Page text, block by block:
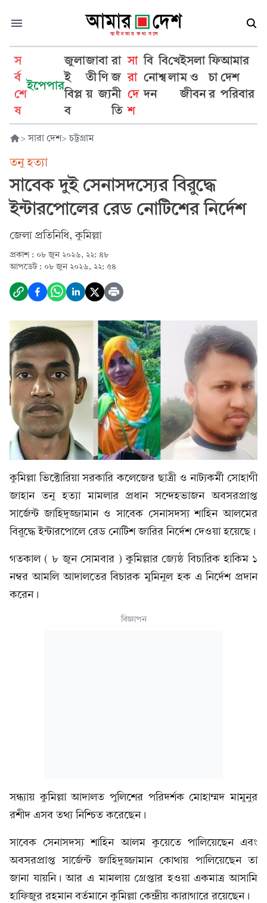
স
র্ব
শে
ষ
ইপেপার
জুলা
ই
বিপ্ল
ব
জা
তী
য়
বা
ণি
জ্য
রা
জ
নী
তি
সা
রা
দে
শ
বি
নো
দন
বি
শ্ব
খে
লা
ইসলা
ম ও
জীবন
ফি
চা
র
আমার
দেশ
পরিবার
> সারা দেশ> চট্টগ্রাম
তনু হত্যা
সাবেক দুই সেনাসদস্যের বিরুদ্ধে
ইন্টারপোলের রেড নোটিশের নির্দেশ
জেলা প্রতিনিধি, কুমিল্লা
প্রকাশ : ০৮ জুন ২০২৬, ২২: ৪৮
আপডেট : ০৮ জুন ২০২৬, ২২: ৫৪
কুমিল্লা ভিক্টোরিয়া সরকারি কলেজের ছাত্রী ও নাট্যকর্মী সোহাগী
জাহান তনু হত্যা মামলার প্রধান সন্দেহভাজন অবসরপ্রাপ্ত
সার্জেন্ট জাহিদুজ্জামান ও সাবেক সেনাসদস্য শাহিন আলমের
বিরুদ্ধে ইন্টারপোলে রেড নোটিশ জারির নির্দেশ দেওয়া হয়েছে।
গতকাল ( ৮ জুন সোমবার ) কুমিল্লার জ্যেষ্ঠ বিচারিক হাকিম ১
নম্বর আমলি আদালতের বিচারক মুমিনুল হক এ নির্দেশ প্রদান
করেন।
বিজ্ঞাপন
সন্ধ্যায় কুমিল্লা আদালত পুলিশের পরিদর্শক মোহাম্মদ মামুনুর
রশীদ এসব তথ্য নিশ্চিত করেছেন।
সাবেক সেনাসদস্য শাহিন আলম কুয়েতে পালিয়েছেন এবং
অবসরপ্রাপ্ত সার্জেন্ট জাহিদুজ্জামান কোথায় পালিয়েছেন তা
জানা যায়নি। আর এ মামলায় গ্রেপ্তার হওয়া একমাত্র আসামি
হাফিজুর রহমান বর্তমানে কুমিল্লা কেন্দ্রীয় কারাগারে রয়েছেন।